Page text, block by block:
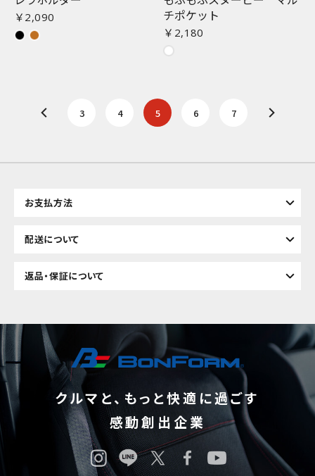
￥2,090
チポケット
￥2,180
3 4 5 6 7
お支払方法
配送について
返品・保証について
クルマと、もっと快適に過ごす
感動創出企業